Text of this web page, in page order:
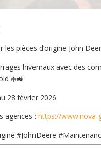
les pièces d’origine John
hivernaux avec des
❄️🚜
28 février 2026.
agences :https://
#JohnDeere